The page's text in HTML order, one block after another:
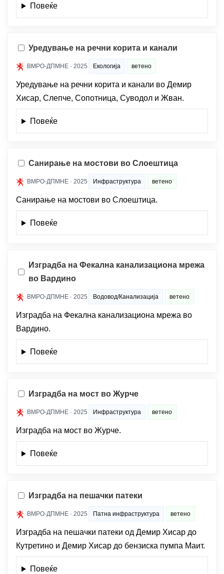
Повеќе
Уредување на речни корита и канали
ВМРО-ДПМНЕ · 2025 Екологија ветено
Уредување на речни корита и канали во Демир
Хисар, Слепче, Сопотница, Суводол и Жван.
Повеќе
Санирање на мостови во Слоештица
ВМРО-ДПМНЕ · 2025 Инфраструктура ветено
Санирање на мостови во Слоештица.
Повеќе
Изградба на Фекална канализациона мрежа
во Вардино
ВМРО-ДПМНЕ · 2025 Водовод/Канализација ветено
Изградба на Фекална канализациона мрежа во
Вардино.
Повеќе
Изградба на мост во Журче
ВМРО-ДПМНЕ · 2025 Инфраструктура ветено
Изградба на мост во Журче.
Повеќе
Изградба на пешачки патеки
ВМРО-ДПМНЕ · 2025 Патна инфраструктура ветено
Изградба на пешачки патеки од Демир Хисар до
Кутретино и Демир Хисар до бензиска пумпа Маит.
Повеќе